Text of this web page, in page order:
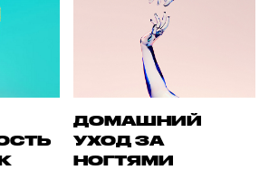
ДОМАШНИЙ
УХОД ЗА
НОГТЯМИ